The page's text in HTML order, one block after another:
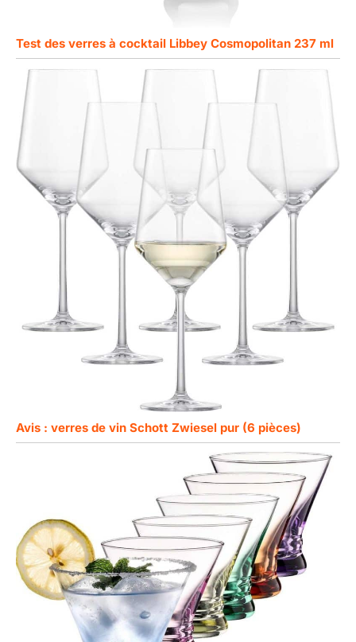
Test des verres à cocktail Libbey Cosmopolitan 237 ml
Avis : verres de vin Schott Zwiesel pur (6 pièces)